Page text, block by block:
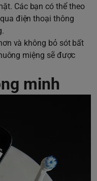
Các bạn có thể theo
điện thoại thông
và không bỏ sót bất
miệng sẽ được
minh